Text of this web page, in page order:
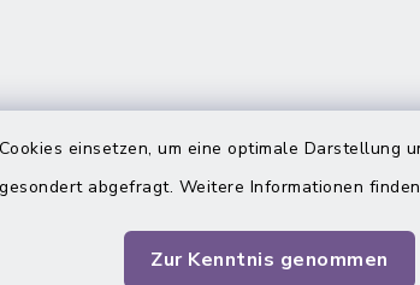
einsetzen, um eine optimale Darstellung
abgefragt. Weitere Informationen
Zur Kenntnis genommen